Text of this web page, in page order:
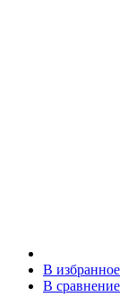
В избранное
В сравнение